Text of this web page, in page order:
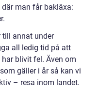
man får bakläxa:
till annat under
all ledig tid på att
blivit fel. Även om
gäller i år så kan vi
– resa inom landet.